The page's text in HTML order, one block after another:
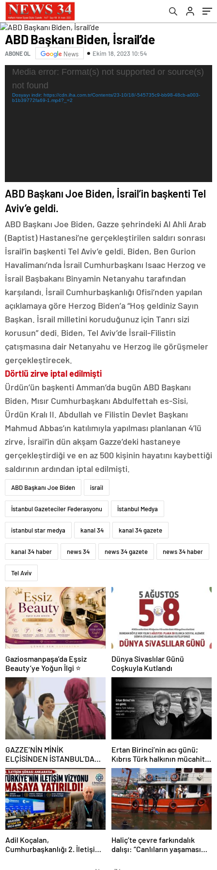
ABD Başkanı Biden, İsrail’de
ABONE OL News Ekim 18, 2023 10:54
Video
Media error: Format(s) not supported or source(s)
not found
Dosyayı indir: https://cdn.iha.com.tr/Contents/23-10/18/-545735c9-bb98-48cb-a003-
b1b39772fa69-1.mp4?_=2
ABD Başkanı Joe Biden, İsrail’in başkenti Tel
Aviv’e geldi.
ABD Başkanı Joe Biden, Gazze şehrindeki Al Ahli Arab
(Baptist) Hastanesi’ne gerçekleştirilen saldırı sonrası
İsrail’in başkenti Tel Aviv’e geldi. Biden, Ben Gurion
Havalimanı’nda İsrail Cumhurbaşkanı Isaac Herzog ve
İsrail Başbakanı Binyamin Netanyahu tarafından
karşılandı. İsrail Cumhurbaşkanlığı Ofisi’nden yapılan
açıklamaya göre Herzog Biden’a “Hoş geldiniz Sayın
Başkan. İsrail milletini koruduğunuz için Tanrı sizi
korusun” dedi. Biden, Tel Aviv’de İsrail-Filistin
çatışmasına dair Netanyahu ve Herzog ile görüşmeler
gerçekleştirecek.
Dörtlü zirve iptal edilmişti
Ürdün’ün başkenti Amman’da bugün ABD Başkanı
Biden, Mısır Cumhurbaşkanı Abdulfettah es-Sisi,
Ürdün Kralı II. Abdullah ve Filistin Devlet Başkanı
Mahmud Abbas’ın katılımıyla yapılması planlanan 4’lü
zirve, İsrail’in dün akşam Gazze’deki hastaneye
gerçekleştirdiği ve en az 500 kişinin hayatını kaybettiği
saldırının ardından iptal edilmişti.
ABD Başkanı Joe Biden israil
İstanbul Gazeteciler Federasyonu İstanbul Medya
istanbul star medya kanal 34 kanal 34 gazete
kanal 34 haber news 34 news 34 gazete news 34 haber
Tel Aviv
Gaziosmanpaşa’da Eşsiz
Beauty’ye Yoğun İlgi ⭐
Dünya Sivaslılar Günü
Coşkuyla Kutlandı
GAZZE’NİN MİNİK
ELÇİSİNDEN İSTANBUL’DA
DUYGUSAL MESAJ: “BURASI
BENİM İKİNCİ EVİM”
Ertan Birinci’nin acı günü;
Kıbrıs Türk halkının mücahit
ruhlu çınarı vefat etti
Adil Koçalan,
Cumhurbaşkanlığı 2. İletişim
Haliç’te çevre farkındalık
dalışı: “Canlıların yaşaması